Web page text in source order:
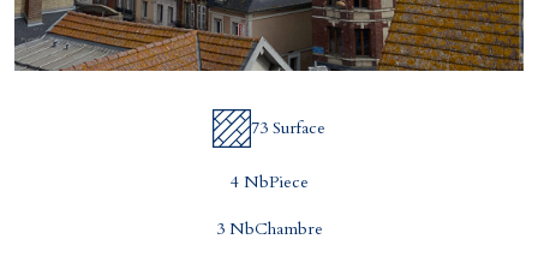
73 Surface
4 NbPiece
3 NbChambre